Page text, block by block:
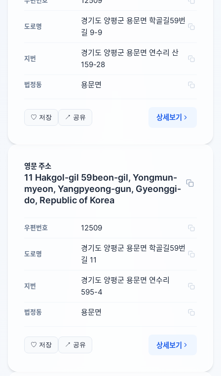
도로명
경기도 양평군 용문면 학골길59번
길 9-9
지번
경기도 양평군 용문면 연수리 산
159-28
법정동 용문면
♡ 저장 ↗ 공유 상세보기
영문 주소
11 Hakgol-gil 59beon-gil, Yongmun-
myeon, Yangpyeong-gun, Gyeonggi-
do, Republic of Korea
우편번호 12509
도로명
경기도 양평군 용문면 학골길59번
길 11
지번
경기도 양평군 용문면 연수리
595-4
법정동 용문면
♡ 저장 ↗ 공유 상세보기